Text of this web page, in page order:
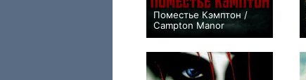
Поместье Кэмптон /
Campton Manor
+3